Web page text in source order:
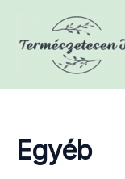
content
Egyéb